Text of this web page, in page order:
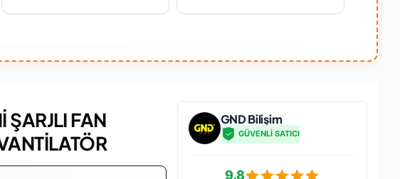
FAN
GND Bilişim
GÜVENLİ SATICI
9.8